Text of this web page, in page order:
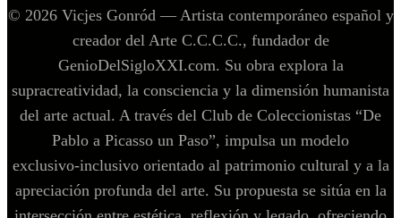
© 2026 Vicjes Gonród — Artista contemporáneo español y
creador del Arte C.C.C.C., fundador de
GenioDelSigloXXI.com. Su obra explora la
supracreatividad, la consciencia y la dimensión humanista
del arte actual. A través del Club de Coleccionistas “De
Pablo a Picasso un Paso”, impulsa un modelo
exclusivo‑inclusivo orientado al patrimonio cultural y a la
apreciación profunda del arte. Su propuesta se sitúa en la